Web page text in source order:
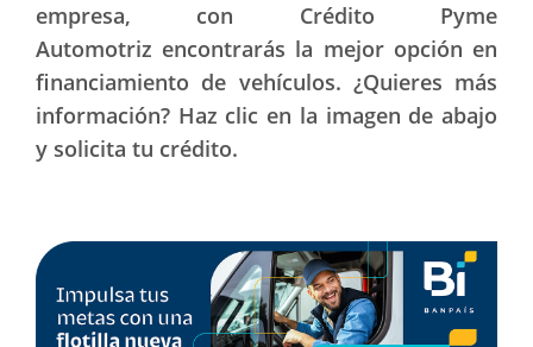
empresa, con Crédito Pyme
Automotriz encontrarás la mejor opción en
financiamiento de vehículos. ¿Quieres más
información? Haz clic en la imagen de abajo
y solicita tu crédito.